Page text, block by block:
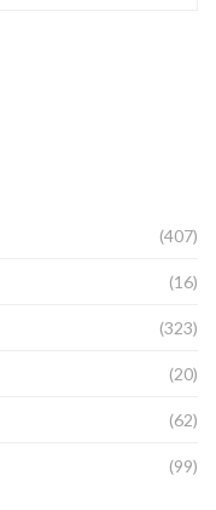
(407)
(16)
(323)
(20)
(62)
(99)